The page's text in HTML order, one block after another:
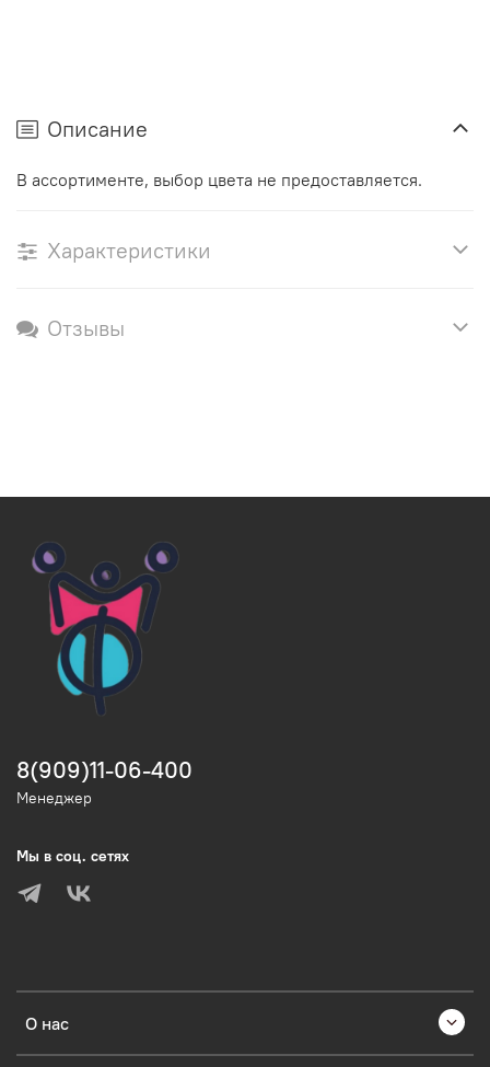
Описание
В ассортименте, выбор цвета не предоставляется.
Характеристики
Отзывы
О нас
8(909)11-06-400
Менеджер
Мы в соц. сетях